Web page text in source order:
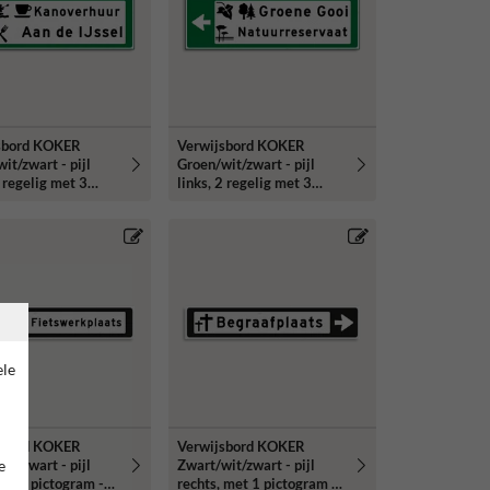
KOKER
zwart - pijl
met 3
Verwijsbord KOKER
Groen/wit/zwart - pijl
links, 2 regelig met 3
KOKER
zwart - pijl
1 pictogram -
Verwijsbord KOKER
Zwart/wit/zwart - pijl
rechts, met 1 pictogram -